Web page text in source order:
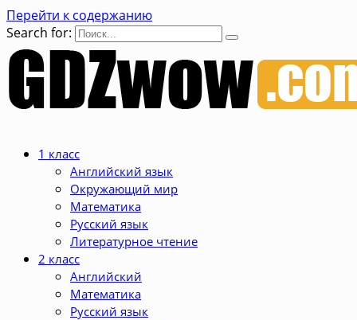
Перейти к содержанию
Search for:
1 класс
Английский язык
Окружающий мир
Математика
Русский язык
Литературное чтение
2 класс
Английский
Математика
Русский язык